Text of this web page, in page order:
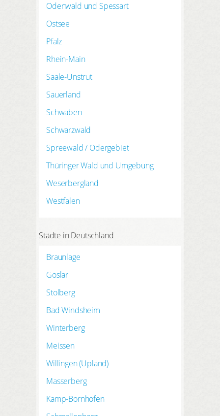
Odenwald und Spessart
Ostsee
Pfalz
Rhein-Main
Saale-Unstrut
Sauerland
Schwaben
Schwarzwald
Spreewald / Odergebiet
Thüringer Wald und Umgebung
Weserbergland
Westfalen
Städte in Deutschland
Braunlage
Goslar
Stolberg
Bad Windsheim
Winterberg
Meissen
Willingen (Upland)
Masserberg
Kamp-Bornhofen